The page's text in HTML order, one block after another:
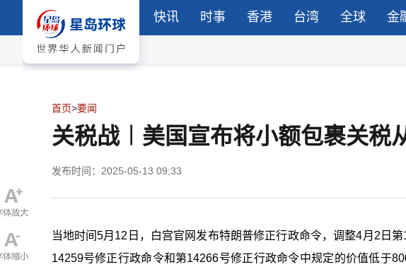
快讯 时事 香港 台湾 全球 金
首页>要闻
关税战︱美国宣布将小额包裹关税
发布时间：2025-05-13 09:33
当地时间5月12日，白宫官网发布特朗普修正行政命令，调整4月2日
14259号修正行政命令和第14266号修正行政命令中规定的价值低于